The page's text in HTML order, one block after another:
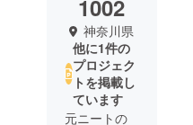
1002
神奈川県
他に1件の
プロジェク
トを掲載し
ています
元ニートの